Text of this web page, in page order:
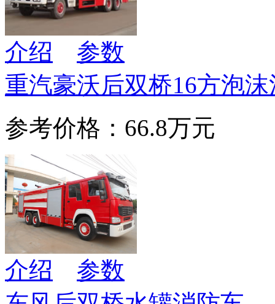
介绍
参数
重汽豪沃后双桥16方泡
参考价格：66.8万元
介绍
参数